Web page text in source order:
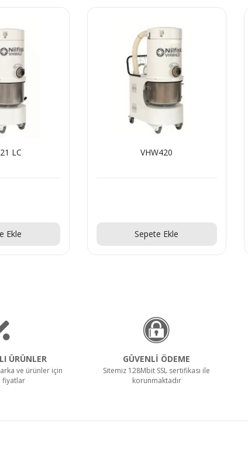
LC
Ekle
VHW420
Sepete Ekle
ÜRÜNLER
ve ürünler için
fiyatlar
GÜVENLİ ÖDEME
Sitemiz 128Mbit SSL sertifikası ile
korunmaktadır